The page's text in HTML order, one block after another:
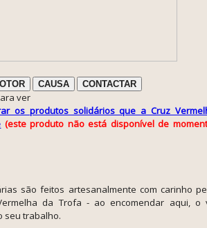
CAUSA CONTACTAR
ver
os produtos solidários que a Cruz
(este produto não está disponível de
sãofeitos artesanalmente com carinho
da Trofa - ao encomendar aqui, o
seu trabalho.